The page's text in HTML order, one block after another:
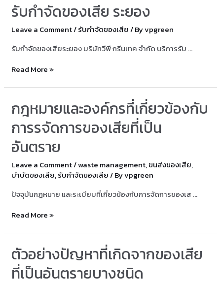
เสีย
รับกำจัดของเสีย ระยอง
Leave a Comment/รับกำจัดของเสีย/ Byvpgreen
รับกำจัดของเสียระยอง บริษัทวีพี กรีนเทค จำกัด บริการรับ …
รับ
เสีย
ระยอง
Read More »
กฎหมายและองค์กรที่เกี่ยวข้องกับ
การรจัดการของเสียที่เป็น
อันตราย
Leave a Comment/waste management,ขนส่งของเสีย,
บำบัดของเสีย,รับกำจัดของเสีย/ Byvpgreen
ปัจจุบันกฎหมาย และระเบียบที่เกี่ยวข้องกับการจัดการของเส …
กฎหมาย
ที่
เกี่ยวข้อง
Read More »
ตัวอย่างปัญหาที่เกิดจากของเสีย
ที่เป็นอันตรายบางชนิด